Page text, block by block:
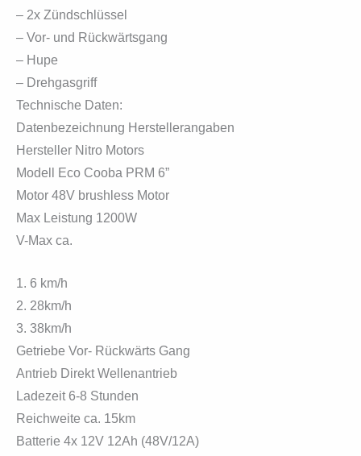
– 2x Zündschlüssel
– Vor- und Rückwärtsgang
– Hupe
– Drehgasgriff
Technische Daten:
Datenbezeichnung Herstellerangaben
Hersteller Nitro Motors
Modell Eco Cooba PRM 6”
Motor 48V brushless Motor
Max Leistung 1200W
V-Max ca.
1. 6 km/h
2. 28km/h
3. 38km/h
Getriebe Vor- Rückwärts Gang
Antrieb Direkt Wellenantrieb
Ladezeit 6-8 Stunden
Reichweite ca. 15km
Batterie 4x 12V 12Ah (48V/12A)